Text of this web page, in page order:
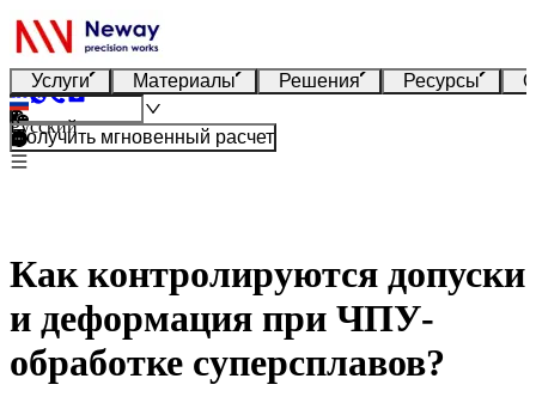
Услуги Материалы Решения Ресурсы
Русский
Получить мгновенный расчет
Как контролируются допуски
и деформация при ЧПУ-
обработке суперсплавов?